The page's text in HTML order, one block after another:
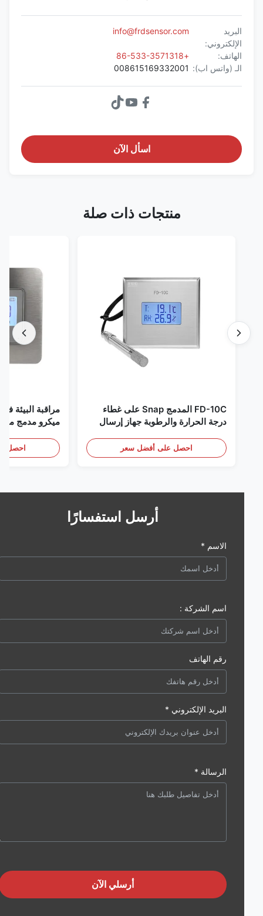
الإلكتروني:
info@frdsensor.com
الهاتف:
الـ (واتس اب): 008615169332001
اسأل الآن
منتجات ذات صلة
FD-10C المدمج Snap على غطاء
درجة الحرارة والرطوبة جهاز إرسال
احصل على أفضل سعر
مراقبة البيئة في
ميكرو مدمج من
الكشف عن الأبخرة
احصل على
أرسل استفسارًا
الاسم *
اسم الشركة :
رقم الهاتف
البريد الإلكتروني *
الرسالة *
أرسلي الآن